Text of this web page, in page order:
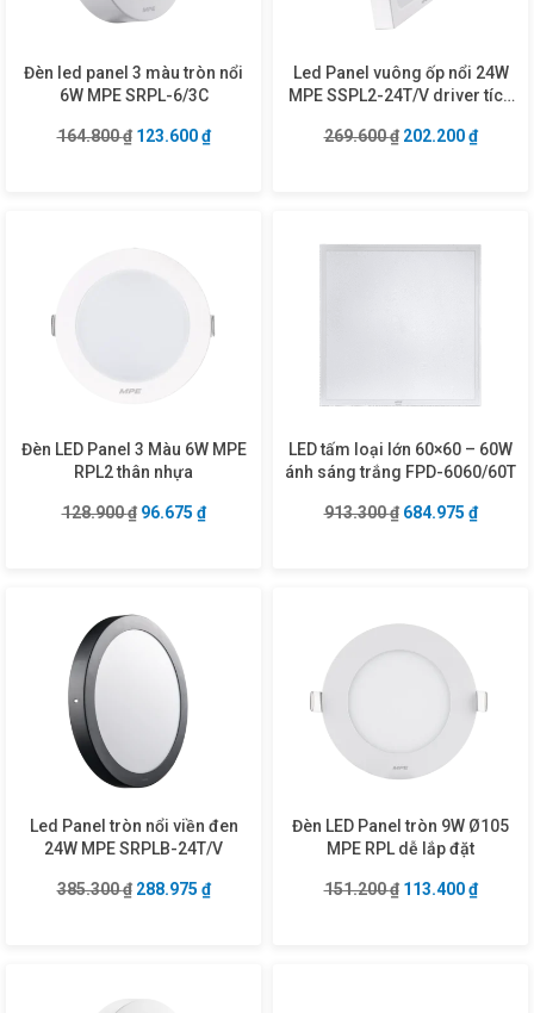
Đèn led panel 3 màu tròn nổi
6W MPE SRPL-6/3C
164.800₫ Giá gốc là: 164.800 ₫.
123.600₫Giá hiện tại là: 123.600 ₫.
Led Panel vuông ốp nổi 24W
MPE SSPL2-24T/V driver tích
269.600₫ Giá gốc là:
202.200₫Giá
Đèn LED Panel 3 Màu 6W MPE
RPL2 thân nhựa
128.900₫ Giá gốc là: 128.900 ₫.
96.675 ₫Giá hiện tại là: 96.675 ₫.
LED tấm loại lớn 60×60 – 60W
ánh sáng trắng FPD-6060/60T
913.300₫ Giá gốc là:
684.975 ₫Giá
Led Panel tròn nổi viền đen
24W MPE SRPLB-24T/V
385.300₫ Giá gốc là: 385.300 ₫.
288.975 ₫Giá hiện tại là: 288.975 ₫.
Đèn LED Panel tròn 9W Ø105
MPE RPL dễ lắp đặt
151.200₫ Giá gốc là:
113.400₫Giá